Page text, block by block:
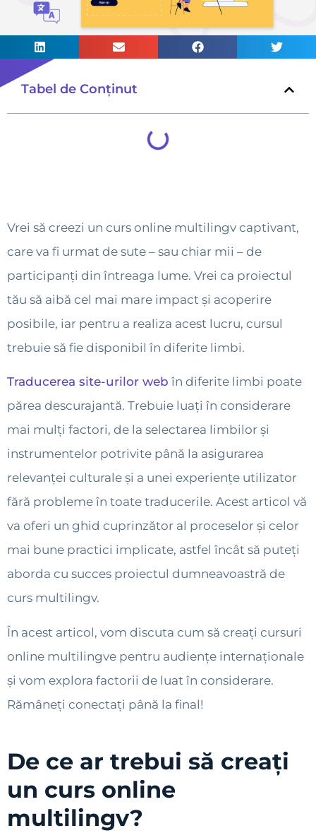
Tabel de Conținut
Vrei să creezi un curs online multilingv captivant,
care va fi urmat de sute – sau chiar mii – de
participanți din întreaga lume. Vrei ca proiectul
tău să aibă cel mai mare impact și acoperire
posibile, iar pentru a realiza acest lucru, cursul
trebuie să fie disponibil în diferite limbi.
Traducerea site-urilor web în diferite limbi poate
părea descurajantă. Trebuie luați în considerare
mai mulți factori, de la selectarea limbilor și
instrumentelor potrivite până la asigurarea
relevanței culturale și a unei experiențe utilizator
fără probleme în toate traducerile. Acest articol vă
va oferi un ghid cuprinzător al proceselor și celor
mai bune practici implicate, astfel încât să puteți
aborda cu succes proiectul dumneavoastră de
curs multilingv.
În acest articol, vom discuta cum să creați cursuri
online multilingve pentru audiențe internaționale
și vom explora factorii de luat în considerare.
Rămâneți conectați până la final!
De ce ar trebui să creați
un curs online
multilingv?